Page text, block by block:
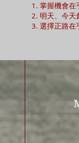
掌握機會在
明天、今天
選擇正路在